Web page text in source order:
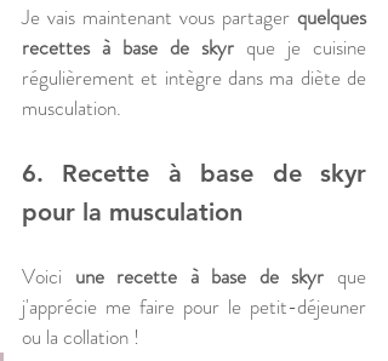
Je vais maintenant vous partager quelques
recettes à base de skyr que je cuisine
régulièrement et intègre dans ma diète de
musculation.
6. Recette à base de skyr
pour la musculation
Voici une recette à base de skyr que
j'apprécie me faire pour le petit-déjeuner
ou la collation !